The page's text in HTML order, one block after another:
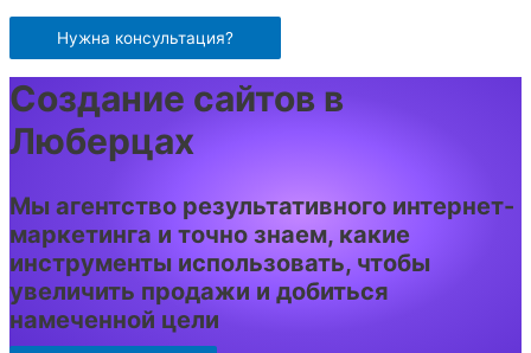
Перейти
содержимому
Нужна консультация?
Создание сайтов в
Люберцах
Мы агентство результативного интернет-
маркетинга и точно знаем, какие
инструменты использовать, чтобы
увеличить продажи и добиться
намеченной цели